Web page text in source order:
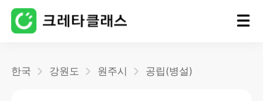
한국 강원도 원주시 공립(병설)